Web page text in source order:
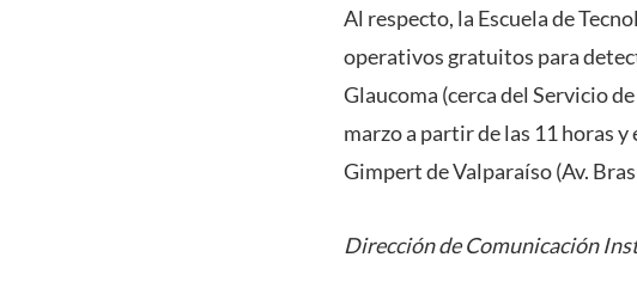
Al respecto, la Escuela de
operativos gratuitos para
Glaucoma (cerca del Servicio
marzo a partir de las 11 horas
Gimpert de Valparaíso (Av.
Dirección de Comunicación